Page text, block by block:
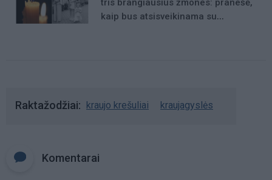
tris brangiausius žmones: pranešė,
kaip bus atsisveikinama su
Raktažodžiai kraujo krešuliai kraujagyslės
Komentarai